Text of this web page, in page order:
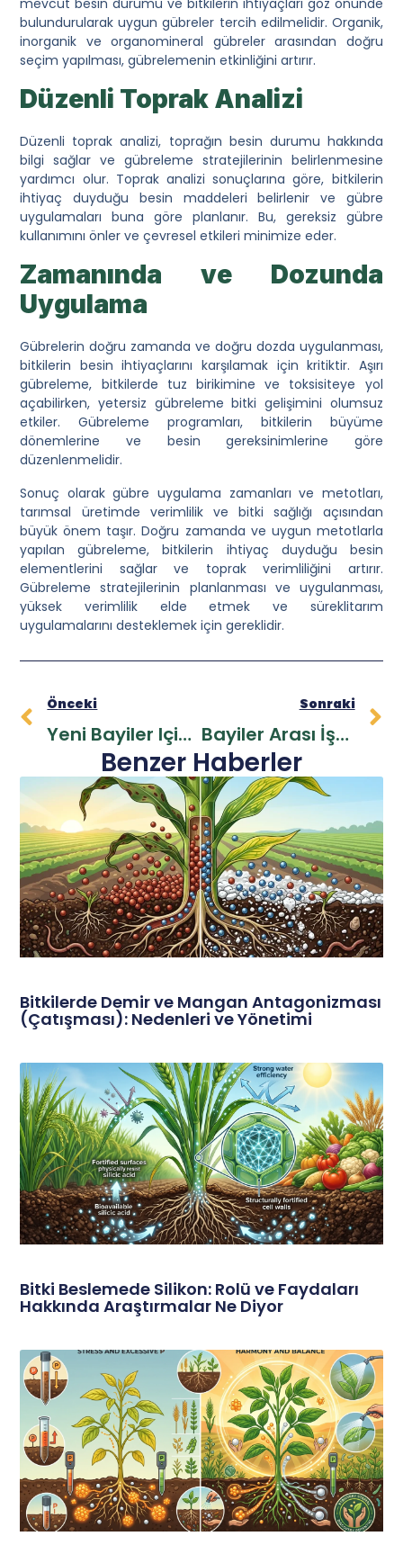
bulundurularak uygun gübreler tercih edilmelidir. Organik,
inorganik ve organomineral gübreler arasından doğru
seçim yapılması, gübrelemenin etkinliğini artırır.
Düzenli Toprak Analizi
Düzenli toprak analizi, toprağın besin durumu hakkında
bilgi sağlar ve gübreleme stratejilerinin belirlenmesine
yardımcı olur. Toprak analizi sonuçlarına göre, bitkilerin
ihtiyaç duyduğu besin maddeleri belirlenir ve gübre
uygulamaları buna göre planlanır. Bu, gereksiz gübre
kullanımını önler ve çevresel etkileri minimize eder.
Zamanında ve Dozunda
Uygulama
Gübrelerin doğru zamanda ve doğru dozda uygulanması,
bitkilerin besin ihtiyaçlarını karşılamak için kritiktir. Aşırı
gübreleme, bitkilerde tuz birikimine ve toksisiteye yol
açabilirken, yetersiz gübreleme bitki gelişimini olumsuz
etkiler. Gübreleme programları, bitkilerin büyüme
dönemlerine ve besin gereksinimlerine göre
düzenlenmelidir.
Sonuç olarak gübre uygulama zamanları ve metotları,
tarımsal üretimde verimlilik ve bitki sağlığı açısından
büyük önem taşır. Doğru zamanda ve uygun metotlarla
yapılan gübreleme, bitkilerin ihtiyaç duyduğu besin
elementlerini sağlar ve toprak verimliliğini artırır.
Gübreleme stratejilerinin planlanması ve uygulanması,
yüksek verimlilik elde etmek ve süreklitarım
uygulamalarını desteklemek için gereklidir.
Önceki
Yeni Bayiler Için Başlangıç Rehberi: Gübre Pazarlama
Sonraki
Bayiler Arası İşbirliği Ile Satışları Artırma
Benzer Haberler
Bitkilerde Demir ve Mangan Antagonizması
(Çatışması): Nedenleri ve Yönetimi
Bitki Beslemede Silikon: Rolü ve Faydaları
Hakkında Araştırmalar Ne Diyor